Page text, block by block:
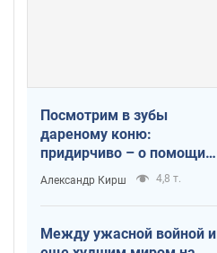
Посмотрим в зубы
дареному коню:
придирчиво – о помощи
Украине
Александр Кирш 4,8 т.
Между ужасной войной и